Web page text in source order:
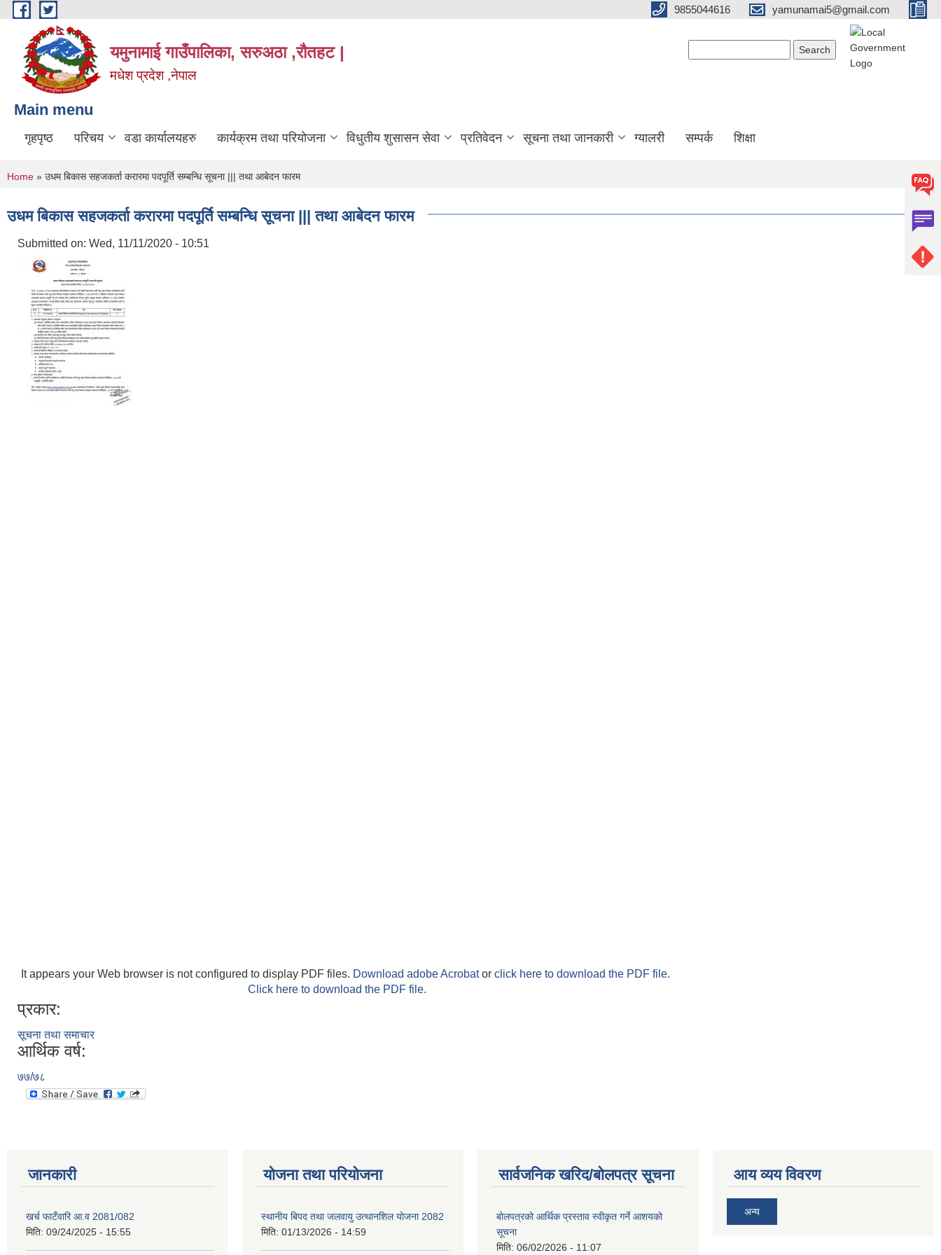
Skip to main content 9855044616 yamunamai5@gmail.com
यमुनामाई गाउँपालिका, सरुअठा ,रौतहट |
मधेश प्रदेश ,नेपाल
Main menu
गृहपृष्ठ परिचय वडा कार्यालयहरु कार्यक्रम तथा परियोजना विधुतीय शुसासन सेवा प्रतिवेदन सूचना तथा जानकारी ग्यालरी सम्पर्क शिक्षा
You are here
Home » उधम बिकास सहजकर्ता करारमा पदपूर्ति सम्बन्धि सूचना ||| तथा आबेदन फारम
उधम बिकास सहजकर्ता करारमा पदपूर्ति सम्बन्धि सूचना ||| तथा आबेदन फारम
Submitted on: Wed, 11/11/2020 - 10:51
It appears your Web browser is not configured to display PDF files. Download adobe Acrobator click here to download the PDF file.
Click here to download the PDF file.
प्रकार:
सूचना तथा समाचार
आर्थिक वर्ष:
७७/७८
जानकारी
खर्च फाटँवारि आ.व 2081/082
मिति: 09/24/2025 - 15:55
योजना तथा परियोजना
स्थानीय बिपद तथा जलवायु उत्थानशिल योजना 2082
मिति: 01/13/2026 - 14:59
सार्वजनिक खरिद/बोलपत्र सूचना
बोलपत्रको आर्थिक प्रस्ताव स्वीकृत गर्ने आशयको
सूचना
मिति: 06/02/2026 - 11:07
आय व्यय विवरण
अन्य